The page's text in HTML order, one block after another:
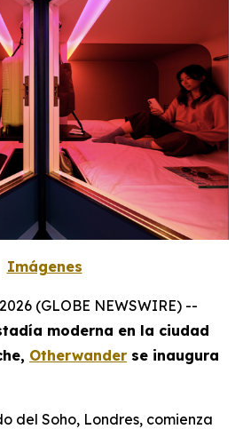
Imágenes
(GLOBE NEWSWIRE) --
moderna en la ciudad
Otherwander se inaugura
del Soho, Londres, comienza